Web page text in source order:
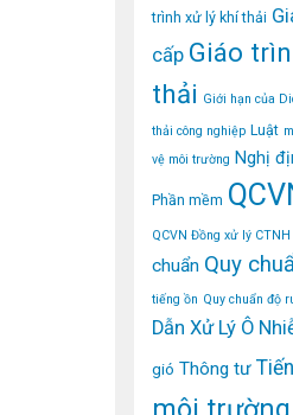
trình xử lý khí thải
cấp Giáo
thải Giới hạn của
thải công nghiệp Luật
vệ môi trường Nghị
Phần mềm
QCVN Đồng xử lý
chuẩn Quy
tiếng ồn Quy chuẩn độ
Dẫn Xử Lý Ô
gió Thông tư